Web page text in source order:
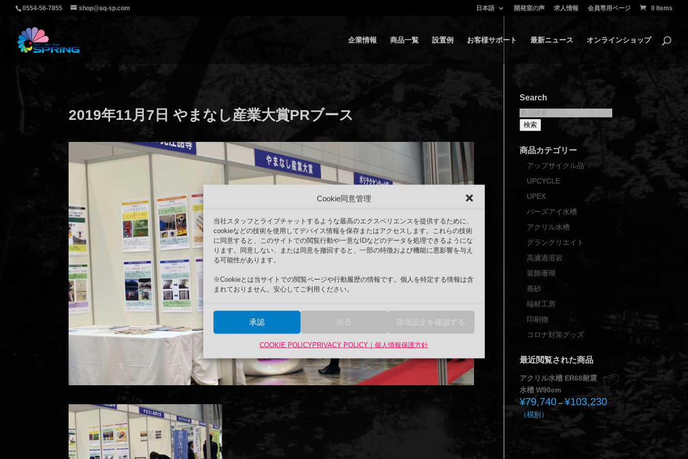
Cookie同意管理
当社スタッフとライブチャットするような最高のエクスペリエンスを提供するために、
cookieなどの技術を使用してデバイス情報を保存またはアクセスします。これらの技術
に同意すると、このサイトでの閲覧行動や一意なIDなどのデータを処理できるようにな
ります。同意しない、または同意を撤回すると、一部の特徴および機能に悪影響を与え
る可能性があります。
※Cookieとは当サイトでの閲覧ページや行動履歴の情報です。個人を特定する情報は含
まれておりません。安心してご利用ください。
承認 拒否 環境設定を確認する
COOKIE POLICYPRIVACY POLICY｜個人情報保護方針
0554-56-7855 shop@aq-sp.com 日本語 開発室の声 求人情報 会員専用ページ 0 Items
企業情報 商品一覧 設置例 お客様サポート 最新ニュース オンラインショップ
2019年11月7日 やまなし産業大賞PRブース
Search
検
索
象:
検索
商品カテゴリー
アップサイクル品
UPCYCLE
UPEX
バーズアイ水槽
アクリル水槽
グランクリエイト
高濾過溶岩
装飾珊瑚
底砂
端材工房
印刷物
コロナ対策グッズ
最近閲覧された商品
アクリル水槽 ER68耐震
水槽 W90cm
¥79,740 – ¥103,230価
–
（税別）